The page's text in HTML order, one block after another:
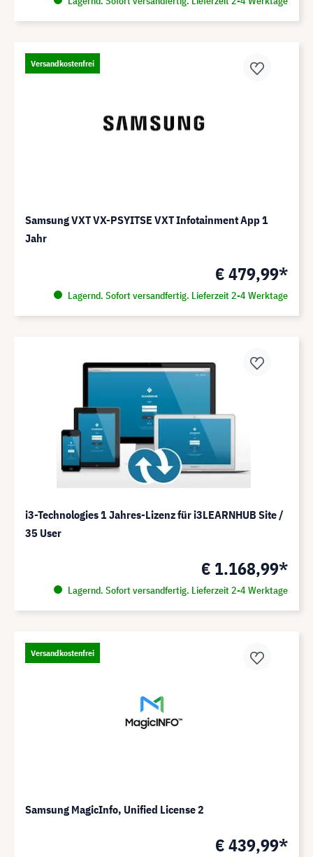
Versandkostenfrei
Samsung VXT VX-PSYITSE VXT Infotainment App 1
Jahr
€ 479,99*
Lagernd. Sofort versandfertig. Lieferzeit 2-4 Werktage
i3-Technologies 1 Jahres-Lizenz für i3LEARNHUB Site /
35 User
€ 1.168,99*
Lagernd. Sofort versandfertig. Lieferzeit 2-4 Werktage
Versandkostenfrei
Samsung MagicInfo, Unified License 2
€ 439,99*